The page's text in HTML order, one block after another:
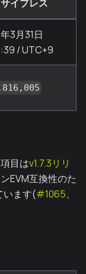
サイプレス
3月31日
/ UTC+9
目はv1.7.3リリ
EVM互換性のた
います(#1065、